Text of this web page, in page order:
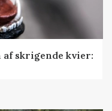
af skrigende kvier: